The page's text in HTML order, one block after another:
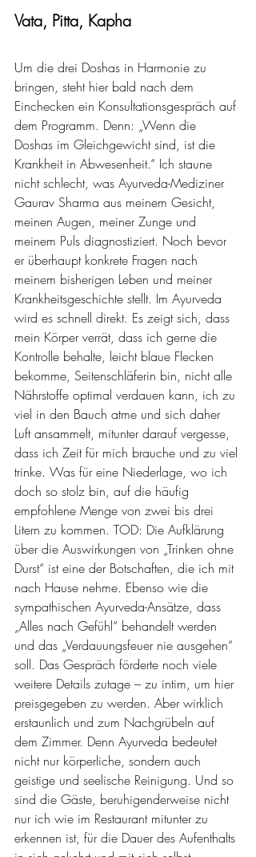
Vata, Pitta, Kapha
Um die drei Doshas in Harmonie zu
bringen, steht hier bald nach dem
Einchecken ein Konsultationsgespräch auf
dem Programm. Denn: „Wenn die
Doshas im Gleichgewicht sind, ist die
Krankheit in Abwesenheit.“ Ich staune
nicht schlecht, was Ayurveda-Mediziner
Gaurav Sharma aus meinem Gesicht,
meinen Augen, meiner Zunge und
meinem Puls diagnostiziert. Noch bevor
er überhaupt konkrete Fragen nach
meinem bisherigen Leben und meiner
Krankheitsgeschichte stellt. Im Ayurveda
wird es schnell direkt. Es zeigt sich, dass
mein Körper verrät, dass ich gerne die
Kontrolle behalte, leicht blaue Flecken
bekomme, Seitenschläferin bin, nicht alle
Nährstoffe optimal verdauen kann, ich zu
viel in den Bauch atme und sich daher
Luft ansammelt, mitunter darauf vergesse,
dass ich Zeit für mich brauche und zu viel
trinke. Was für eine Niederlage, wo ich
doch so stolz bin, auf die häufig
empfohlene Menge von zwei bis drei
Litern zu kommen. TOD: Die Aufklärung
über die Auswirkungen von „Trinken ohne
Durst“ ist eine der Botschaften, die ich mit
nach Hause nehme. Ebenso wie die
sympathischen Ayurveda-Ansätze, dass
„Alles nach Gefühl“ behandelt werden
und das „Verdauungsfeuer nie ausgehen“
soll. Das Gespräch förderte noch viele
weitere Details zutage – zu intim, um hier
preisgegeben zu werden. Aber wirklich
erstaunlich und zum Nachgrübeln auf
dem Zimmer. Denn Ayurveda bedeutet
nicht nur körperliche, sondern auch
geistige und seelische Reinigung. Und so
sind die Gäste, beruhigenderweise nicht
nur ich wie im Restaurant mitunter zu
erkennen ist, für die Dauer des Aufenthalts